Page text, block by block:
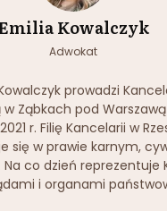
Kowalczyk
Adwokat
prowadzi
Ząbkach pod Warszawą
r. Filię Kancelarii w
się w prawie karnym,
co dzień reprezentuje
i organami